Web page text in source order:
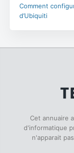
Comment
d’Ubiquiti
Cet annuaire
d'informatique
n'apparait